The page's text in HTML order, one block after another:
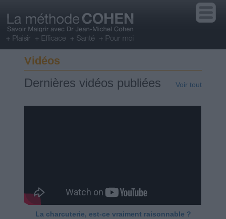
Vidéos
Dernières vidéos publiées Voir tout
La charcuterie, est-ce vraiment raisonnable ?